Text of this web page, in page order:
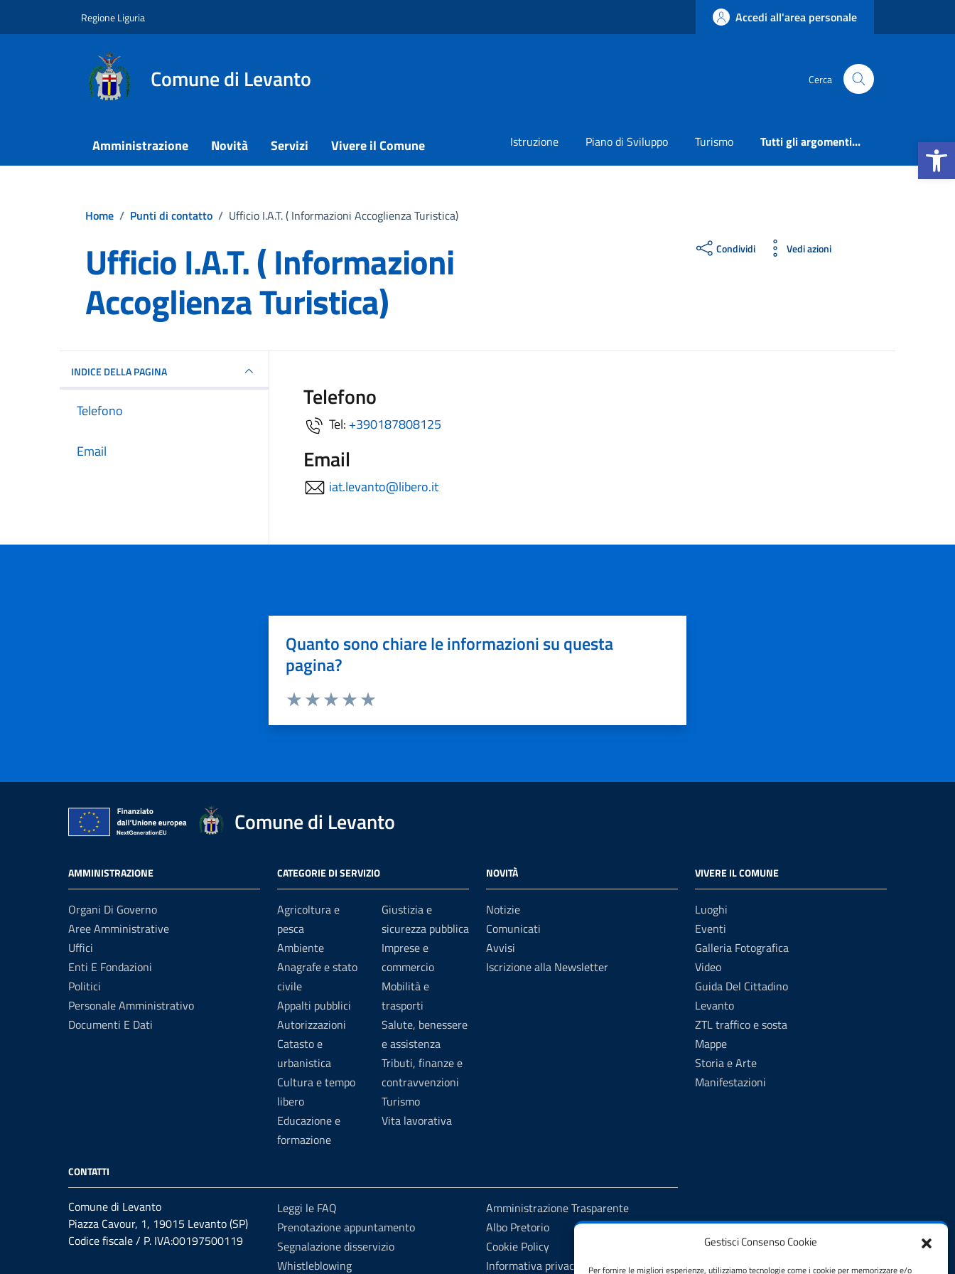
Apri la
Gestisci Consenso Cookie
Per fornire le migliori esperienze, utilizziamo tecnologie come i cookie per memorizzare e/o
Regione Liguria Accedi all'area personale
Comune di Levanto Cerca
Amministrazione Novità Servizi Vivere il Comune Istruzione Piano di Sviluppo Turismo Tutti gli argomenti...
Home / Punti di contatto / Ufficio I.A.T. ( Informazioni Accoglienza Turistica)
Ufficio I.A.T. ( Informazioni
Accoglienza Turistica)
Condividi Vedi azioni
INDICE DELLA PAGINA
Telefono
Email
Telefono
Tel: +390187808125
Email
iat.levanto@libero.it
Quanto sono chiare le informazioni su questa
pagina?
Comune di Levanto
AMMINISTRAZIONE
Organi Di Governo
Aree Amministrative
Uffici
Enti E Fondazioni
Politici
Personale Amministrativo
Documenti E Dati
CATEGORIE DI SERVIZIO
Agricoltura e
pesca
Ambiente
Anagrafe e stato
civile
Appalti pubblici
Autorizzazioni
Catasto e
urbanistica
Cultura e tempo
libero
Educazione e
formazione
Giustizia e
sicurezza pubblica
Imprese e
commercio
Mobilità e
trasporti
Salute, benessere
e assistenza
Tributi, finanze e
contravvenzioni
Turismo
Vita lavorativa
NOVITÀ
Notizie
Comunicati
Avvisi
Iscrizione alla Newsletter
VIVERE IL COMUNE
Luoghi
Eventi
Galleria Fotografica
Video
Guida Del Cittadino
Levanto
ZTL traffico e sosta
Mappe
Storia e Arte
Manifestazioni
CONTATTI
Comune di Levanto
Piazza Cavour, 1, 19015 Levanto (SP)
Codice fiscale / P. IVA:00197500119
Leggi le FAQ
Prenotazione appuntamento
Segnalazione disservizio
Whistleblowing
Amministrazione Trasparente
Albo Pretorio
Cookie Policy
Informativa privacy